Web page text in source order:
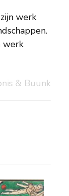
& Buunk